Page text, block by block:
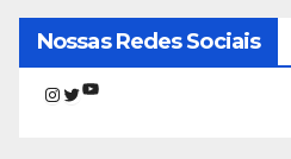
Nossas Redes Sociais
Instagram
Twitter
Youtube